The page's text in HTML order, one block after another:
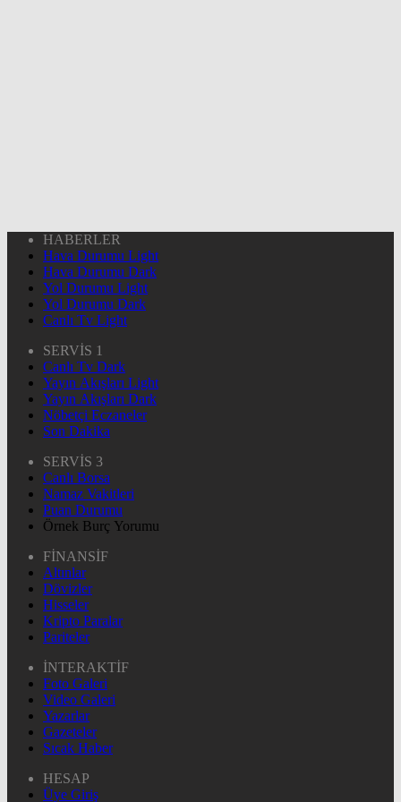
HABERLER
Hava Durumu Light
Hava Durumu Dark
Yol Durumu Light
Yol Durumu Dark
Canlı Tv Light
SERVİS 1
Canlı Tv Dark
Yayın Akışları Light
Yayın Akışları Dark
Nöbetçi Eczaneler
Son Dakika
SERVİS 3
Canlı Borsa
Namaz Vakitleri
Puan Durumu
Örnek Burç Yorumu
FİNANSİF
Altınlar
Dövizler
Hisseler
Kripto Paralar
Pariteler
İNTERAKTİF
Foto Galeri
Video Galeri
Yazarlar
Gazeteler
Sıcak Haber
HESAP
Üye Giriş